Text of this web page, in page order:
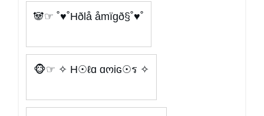
🐼☞ ˚♥˚Hðlå åmïgð§˚♥˚
🐵☞ ✧ H☉ℓɑ ɑოiɢ☉ร ✧